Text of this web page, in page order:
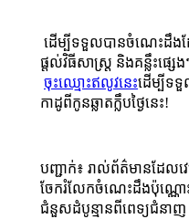
ដើម្បីទទួលបានចំណេះដឹងដែ
ផ្តល់វិធីសាស្រ្ត និងគន្លឹះផ្ស
ចុះឈ្មោះឥលូវនេះដើម្បីទ
កាដូពីកូនឆ្លាតក្លឹបថ្ងៃនេះ!
បញ្ជាក់៖ រាល់ព័ត៌មានដែល
ចែករំលែកចំណេះដឹងប៉ុណ្ណោ
ជំនួសដំបូន្មានពីពេទ្យជំនាញ